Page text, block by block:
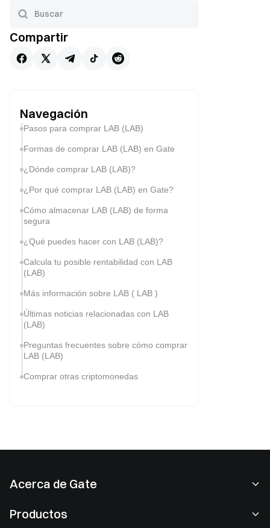
Compartir
Navegación
Pasos para comprar LAB (LAB)
Formas de comprar LAB (LAB) en Gate
¿Dónde comprar LAB (LAB)?
¿Por qué comprar LAB (LAB) en Gate?
Cómo almacenar LAB (LAB) de forma
segura
¿Qué puedes hacer con LAB (LAB)?
Calcula tu posible rentabilidad con LAB
(LAB)
Más información sobre LAB ( LAB )
Últimas noticias relacionadas con LAB
(LAB)
Preguntas frecuentes sobre cómo comprar
LAB (LAB)
Comprar otras criptomonedas
Acerca de Gate
Productos